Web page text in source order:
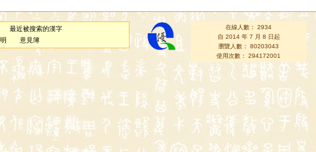
最近被搜索的漢字
意見簿
在線人數： 2934
自 2014 年 7 月 8 日起
瀏覽人數： 80203043
使用次數： 294172001